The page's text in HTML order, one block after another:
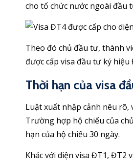
cho tổ chức nước ngoài đầu
Theo đó chủ đầu tư, thành
được cấp visa đầu tư ký hiệu
Thời hạn của visa
Luật xuất nhập cảnh nêu rõ,
Trường hợp hộ chiếu của
hạn của hộ chiếu 30 ngày.
Khác với diện visa ĐT1,